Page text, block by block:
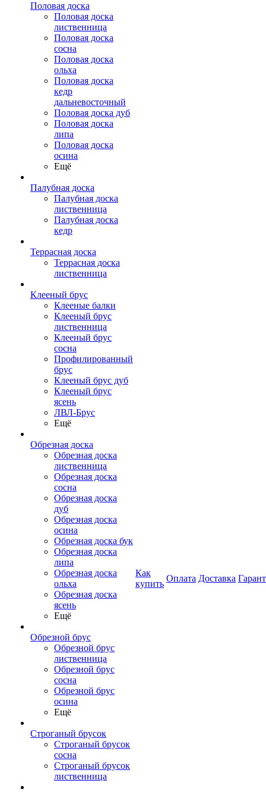
Половая доска
Половая доска
лиственница
Половая доска
сосна
Половая доска
ольха
Половая доска
кедр
дальневосточный
Половая доска дуб
Половая доска
липа
Половая доска
осина
Ещё
Палубная доска
Палубная доска
лиственница
Палубная доска
кедр
Террасная доска
Террасная доска
лиственница
Клееный брус
Клееные балки
Клееный брус
лиственница
Клееный брус
сосна
Профилированный
брус
Клееный брус дуб
Клееный брус
ясень
ЛВЛ-Брус
Ещё
Обрезная доска
Обрезная доска
лиственница
Обрезная доска
сосна
Обрезная доска
дуб
Обрезная доска
осина
Обрезная доска бук
Обрезная доска
липа
Обрезная доска
ольха
Обрезная доска
ясень
Ещё
Обрезной брус
Обрезной брус
лиственница
Обрезной брус
сосна
Обрезной брус
осина
Ещё
Строганый брусок
Строганый брусок
сосна
Строганый брусок
лиственница
Как
купить
Оплата Доставка